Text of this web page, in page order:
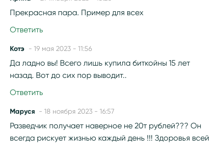
Прекрасная пара. Пример для всех
Ответить
Котэ - 19 мая 2023 - 11:56
Да ладно вы! Всего лишь купила биткойны 15 лет
назад. Вот до сих пор выводит..
Ответить
Маруся - 18 ноября 2023 - 16:57
Разведчик получает наверное не 20т рублей??? Он
всегда рискует жизнью каждый день !!! Здоровья всей